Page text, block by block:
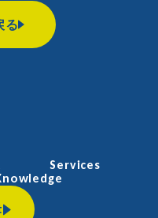
る
Services